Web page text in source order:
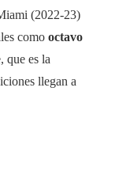
(2022-23)
como octavo
que es la
llegan a